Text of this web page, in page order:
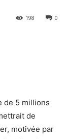
0
198
de 5 millions
de
motivée par